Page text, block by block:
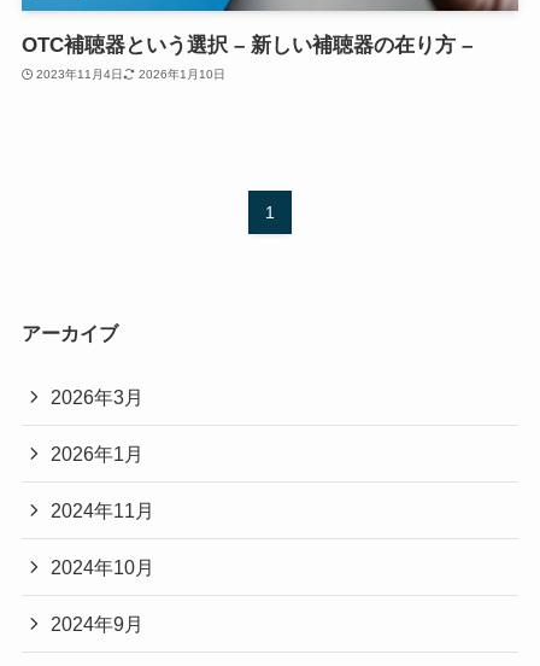
OTC補聴器という選択 – 新しい補聴器の在り方 –
2023年11月4日 2026年1月10日
1
アーカイブ
2026年3月
2026年1月
2024年11月
2024年10月
2024年9月